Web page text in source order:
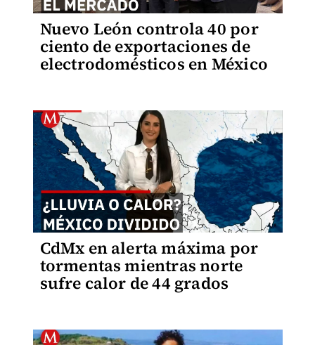
Nuevo León controla 40 por
ciento de exportaciones de
electrodomésticos en México
CdMx en alerta máxima por
tormentas mientras norte
sufre calor de 44 grados